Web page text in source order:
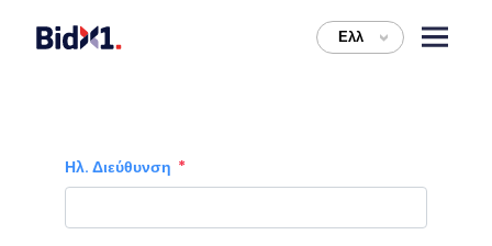
Ελλ >
Ηλ. Διεύθυνση